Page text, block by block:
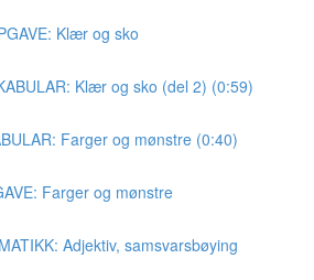
Klær og sko
Klær og sko (del 2) (0:59)
Farger og mønstre (0:40)
Farger og mønstre
Adjektiv, samsvarsbøying